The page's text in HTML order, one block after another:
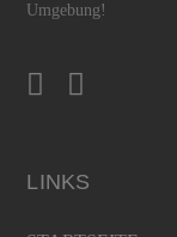
Umgebung!
LINKS